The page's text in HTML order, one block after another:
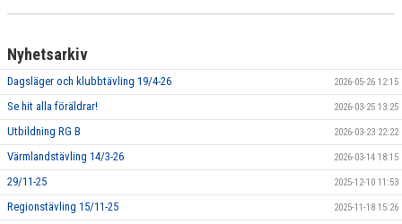
Nyhetsarkiv
Dagsläger och klubbtävling 19/4-26 2026-05-26 12:15
Se hit alla föräldrar! 2026-03-25 13:25
Utbildning RG B 2026-03-23 22:22
Värmlandstävling 14/3-26 2026-03-14 18:15
29/11-25 2025-12-10 11:53
Regionstävling 15/11-25 2025-11-18 15:26